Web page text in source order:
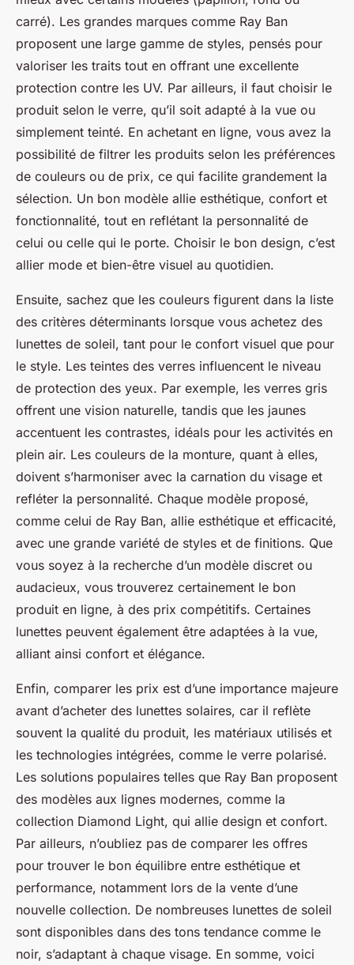
carré). Les grandes marques comme Ray Ban
proposent une large gamme de styles, pensés pour
valoriser les traits tout en offrant une excellente
protection contre les UV. Par ailleurs, il faut choisir le
produit selon le verre, qu’il soit adapté à la vue ou
simplement teinté. En achetant en ligne, vous avez la
possibilité de filtrer les produits selon les préférences
de couleurs ou de prix, ce qui facilite grandement la
sélection. Un bon modèle allie esthétique, confort et
fonctionnalité, tout en reflétant la personnalité de
celui ou celle qui le porte. Choisir le bon design, c’est
allier mode et bien-être visuel au quotidien.
Ensuite, sachez que les couleurs figurent dans la liste
des critères déterminants lorsque vous achetez des
lunettes de soleil, tant pour le confort visuel que pour
le style. Les teintes des verres influencent le niveau
de protection des yeux. Par exemple, les verres gris
offrent une vision naturelle, tandis que les jaunes
accentuent les contrastes, idéals pour les activités en
plein air. Les couleurs de la monture, quant à elles,
doivent s’harmoniser avec la carnation du visage et
refléter la personnalité. Chaque modèle proposé,
comme celui de Ray Ban, allie esthétique et efficacité,
avec une grande variété de styles et de finitions. Que
vous soyez à la recherche d’un modèle discret ou
audacieux, vous trouverez certainement le bon
produit en ligne, à des prix compétitifs. Certaines
lunettes peuvent également être adaptées à la vue,
alliant ainsi confort et élégance.
Enfin, comparer les prix est d’une importance majeure
avant d’acheter des lunettes solaires, car il reflète
souvent la qualité du produit, les matériaux utilisés et
les technologies intégrées, comme le verre polarisé.
Les solutions populaires telles que Ray Ban proposent
des modèles aux lignes modernes, comme la
collection Diamond Light, qui allie design et confort.
Par ailleurs, n’oubliez pas de comparer les offres
pour trouver le bon équilibre entre esthétique et
performance, notamment lors de la vente d’une
nouvelle collection. De nombreuses lunettes de soleil
sont disponibles dans des tons tendance comme le
noir, s’adaptant à chaque visage. En somme, voici